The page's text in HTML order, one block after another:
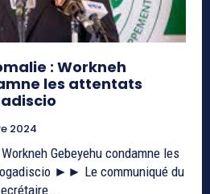
: Workneh
les attentats
2024
Gebeyehu condamne les
du